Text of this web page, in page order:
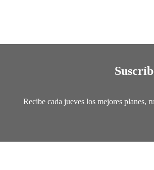
Recibe cada jueves los mejores planes,